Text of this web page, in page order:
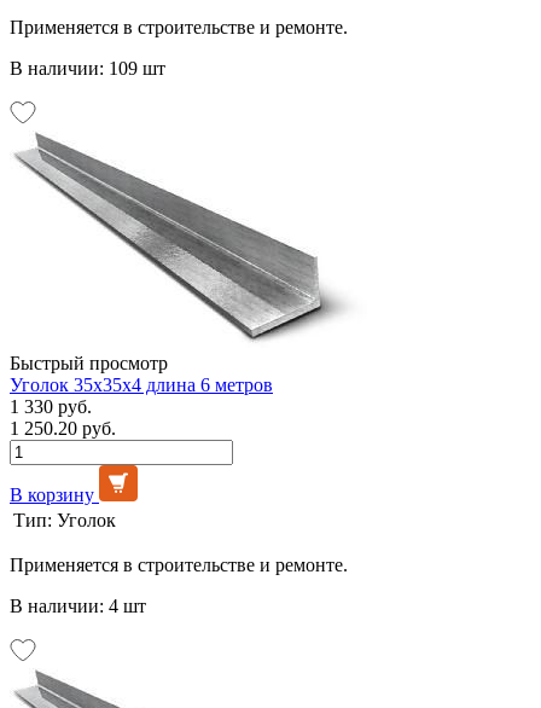
Применяется в строительстве и ремонте.
В наличии: 109 шт
Быстрый просмотр
Уголок 35х35х4 длина 6 метров
1 330 руб.
1 250.20 руб.
В корзину
Тип: Уголок
Применяется в строительстве и ремонте.
В наличии: 4 шт